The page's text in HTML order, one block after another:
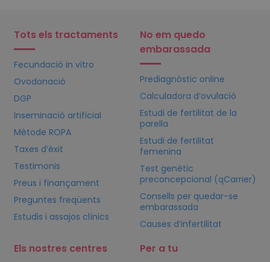
Tots els tractaments
Fecundació in vitro
Ovodonació
DGP
Inseminació artificial
Mètode ROPA
Taxes d’èxit
Testimonis
Preus i finançament
Preguntes freqüents
Estudis i assajos clínics
No em quedo
embarassada
Prediagnòstic online
Calculadora d’ovulació
Estudi de fertilitat de la
parella
Estudi de fertilitat
femenina
Test genètic
preconcepcional (qCarrier)
Consells per quedar-se
embarassada
Causes d’infertilitat
Els nostres centres Per a tu